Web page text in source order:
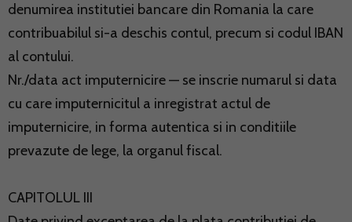
denumirea institutiei bancare din Romania la care
contribuabilul si-a deschis contul, precum si codul IBAN
al contului.
Nr./data act imputernicire — se inscrie numarul si data
cu care imputernicitul a inregistrat actul de
imputernicire, in forma autentica si in conditiile
prevazute de lege, la organul fiscal.
CAPITOLUL III